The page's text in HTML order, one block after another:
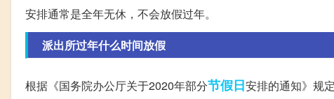
安排通常是全年无休，不会放假过年。
派出所过年什么时间放假
根据《国务院办公厅关于2020年部分节假日安排的通知》规